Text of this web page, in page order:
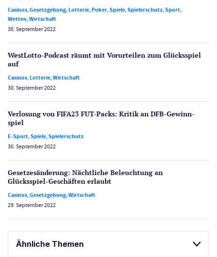
Casinos,Gesetzgebung,Lotterie,Poker,Spiele,Spielerschutz,Sport,
Wetten,Wirtschaft
30. September 2022
WestLotto-Podcast räumt mit Vorurteilen zum Glücksspiel
auf
Casinos,Lotterie,Wirtschaft
30. September 2022
Verlosung von FIFA23 FUT-Packs: Kritik an DFB-Gewinn­
spiel
E-Sport,Spiele,Spielerschutz
30. September 2022
Gesetzes­änderung: Nächtliche Beleuch­tung an
Glücksspiel-Geschäften erlaubt
Casinos,Gesetzgebung,Wirtschaft
29. September 2022
Ähnliche Themen